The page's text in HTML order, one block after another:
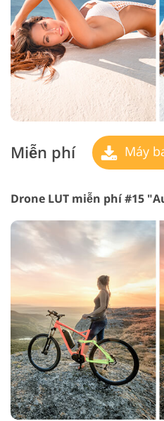
Miễn phí Máy
Drone LUT miễn phí #15